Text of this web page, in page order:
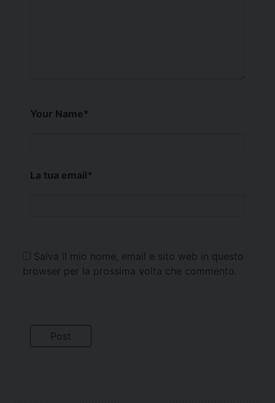
Your Name*
La tua email*
Salva il mio nome, email e sito web in questo
browser per la prossima volta che commento.